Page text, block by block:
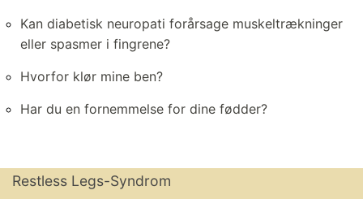
Kan diabetisk neuropati forårsage muskeltrækninger
eller spasmer i fingrene?
Hvorfor klør mine ben?
Har du en fornemmelse for dine fødder?
Restless Legs-Syndrom